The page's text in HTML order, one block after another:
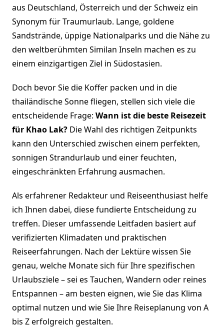
aus Deutschland, Österreich und der Schweiz ein
Synonym für Traumurlaub. Lange, goldene
Sandstrände, üppige Nationalparks und die Nähe zu
den weltberühmten Similan Inseln machen es zu
einem einzigartigen Ziel in Südostasien.
Doch bevor Sie die Koffer packen und in die
thailändische Sonne fliegen, stellen sich viele die
entscheidende Frage: Wann ist die beste Reisezeit
für Khao Lak? Die Wahl des richtigen Zeitpunkts
kann den Unterschied zwischen einem perfekten,
sonnigen Strandurlaub und einer feuchten,
eingeschränkten Erfahrung ausmachen.
Als erfahrener Redakteur und Reiseenthusiast helfe
ich Ihnen dabei, diese fundierte Entscheidung zu
treffen. Dieser umfassende Leitfaden basiert auf
verifizierten Klimadaten und praktischen
Reiseerfahrungen. Nach der Lektüre wissen Sie
genau, welche Monate sich für Ihre spezifischen
Urlaubsziele – sei es Tauchen, Wandern oder reines
Entspannen – am besten eignen, wie Sie das Klima
optimal nutzen und wie Sie Ihre Reiseplanung von A
bis Z erfolgreich gestalten.